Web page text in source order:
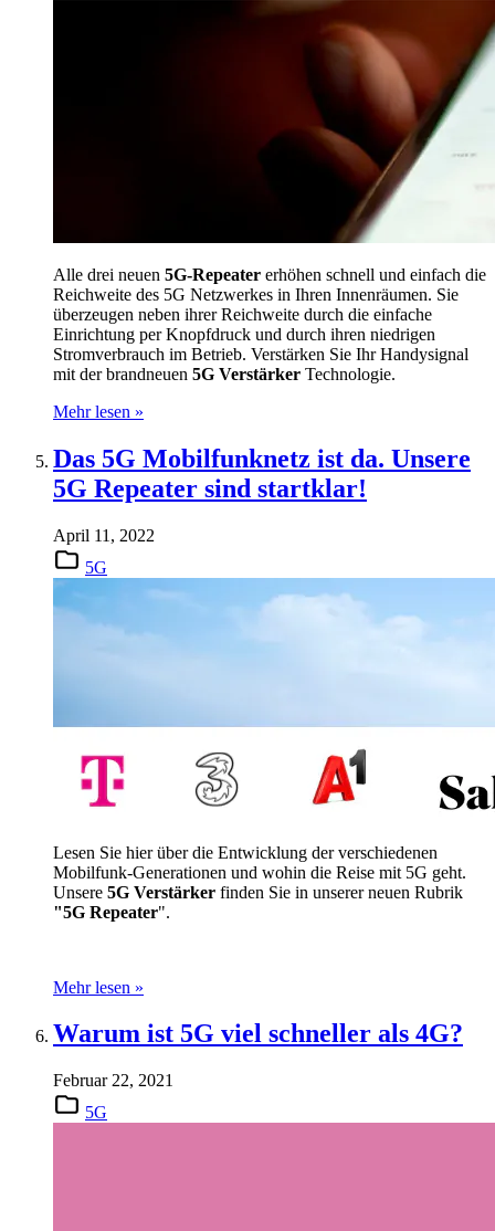
Alle drei neuen 5G-Repeater erhöhen schnell und einfach die
Reichweite des 5G Netzwerkes in Ihren Innenräumen. Sie
überzeugen neben ihrer Reichweite durch die einfache
Einrichtung per Knopfdruck und durch ihren niedrigen
Stromverbrauch im Betrieb. Verstärken Sie Ihr Handysignal
mit der brandneuen 5G Verstärker Technologie.
Mehr lesen »
Das 5G Mobilfunknetz ist da. Unsere
5G Repeater sind startklar!
April 11, 2022
5G
Lesen Sie hier über die Entwicklung der verschiedenen
Mobilfunk-Generationen und wohin die Reise mit 5G geht.
Unsere 5G Verstärker finden Sie in unserer neuen Rubrik
"5G Repeater".
Mehr lesen »
Warum ist 5G viel schneller als 4G?
Februar 22, 2021
5G